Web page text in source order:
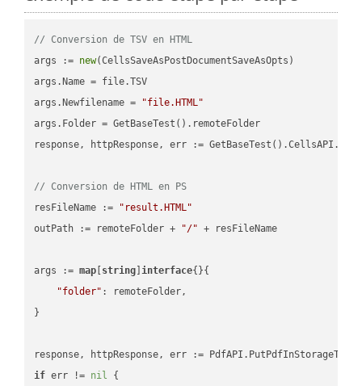
// Conversion de TSV en HTML
args := new(CellsSaveAsPostDocumentSaveAsOpts)
args.Name = file.TSV
args.Newfilename =
"file.HTML"
args.Folder = GetBaseTest().remoteFolder
response, httpResponse, err :=
// Conversion de HTML en PS
resFileName :=
"result.HTML"
outPath := remoteFolder +
"/" + resFileName
args := map string ]interface{}{
"folder" : remoteFolder,
}
if err != nil {